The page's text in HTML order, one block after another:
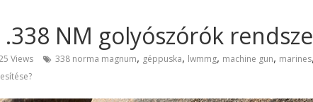
.338 NM golyószórók
Views 338 norma magnum, géppuska, lwmmg, machine gun, marines,